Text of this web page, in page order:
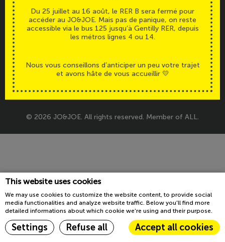
This website uses cookies
We may use cookies to customize the website content, to provide social
media functionalities and analyze website traffic. Below you'll find more
detailed informations about which cookie we're using and their purpose.
Settings Refuse all Accept all cookies
Legals
Accessibilité
© 2026 JO&JOE. All rights reserved. Member of ALL.
Du 25 juillet au 16 août, le RER B sera fermé pour
accéder au JO&JOE. Mais pas de panique, on reste
accessible via le bus 125 jusqu’à Gentilly RER, depuis
les métros lignes 4 ou 14.
Nous vous conseillons d’anticiper un peu votre trajet
et avons hâte de vous accueillir 💛